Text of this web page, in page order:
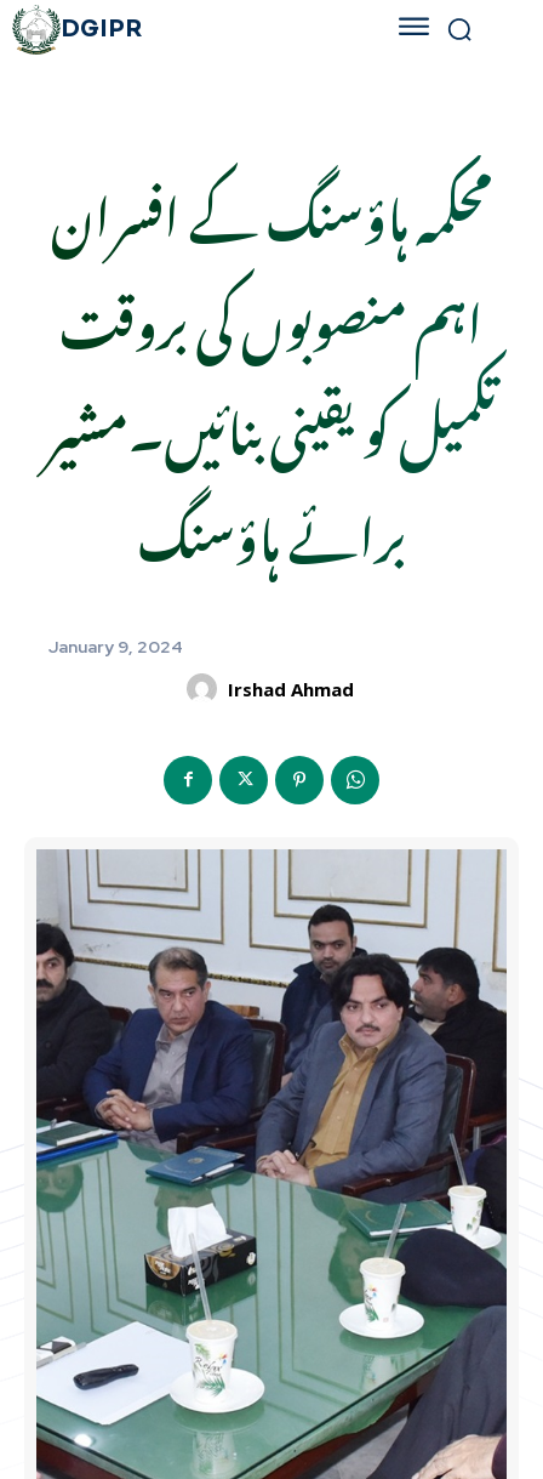
DGIPR
محکمہ ہاؤسنگ کے افسران
اہم منصوبوں کی بروقت
تکمیل کو یقینی بنائیں۔مشیر
برائے ہاؤسنگ
January 9, 2024
Irshad Ahmad